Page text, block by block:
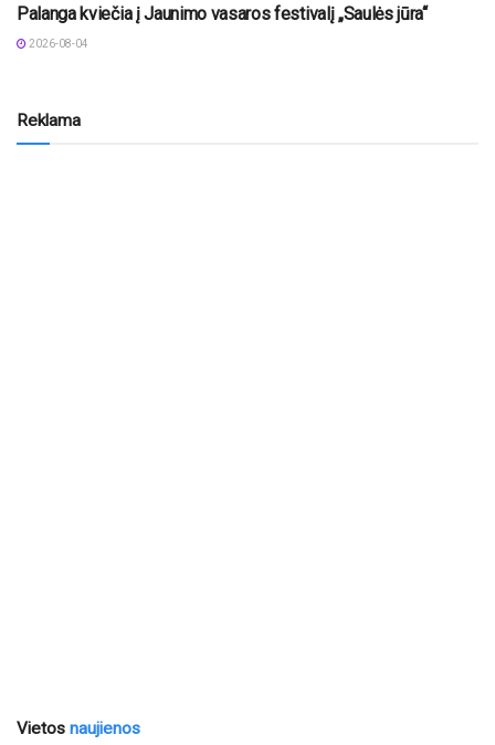
Palanga kviečia į Jaunimo vasaros festivalį „Saulės jūra“
2026-08-04
Reklama
Vietos naujienos